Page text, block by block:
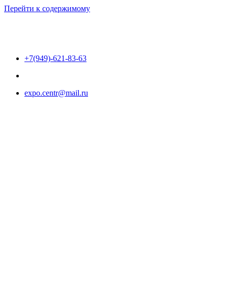
Перейти к содержимому
+7(949)-621-83-63
expo.centr@mail.ru